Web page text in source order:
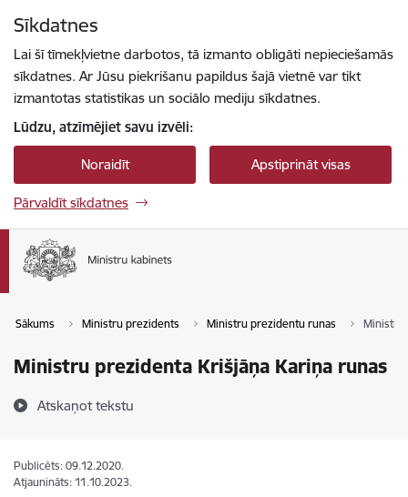
Sīkdatnes
Lai šī tīmekļvietne darbotos, tā izmanto obligāti nepieciešamās
sīkdatnes. Ar Jūsu piekrišanu papildus šajā vietnē var tikt
izmantotas statistikas un sociālo mediju sīkdatnes.
Lūdzu, atzīmējiet savu izvēli:
Noraidīt Apstiprināt visas
Pārvaldīt sīkdatnes
Sākums Ministru prezidents Ministru prezidentu runas Ministru
Ministru prezidenta Krišjāņa Kariņa runas
Atskaņot tekstu
Publicēts: 09.12.2020.
Atjaunināts: 11.10.2023.